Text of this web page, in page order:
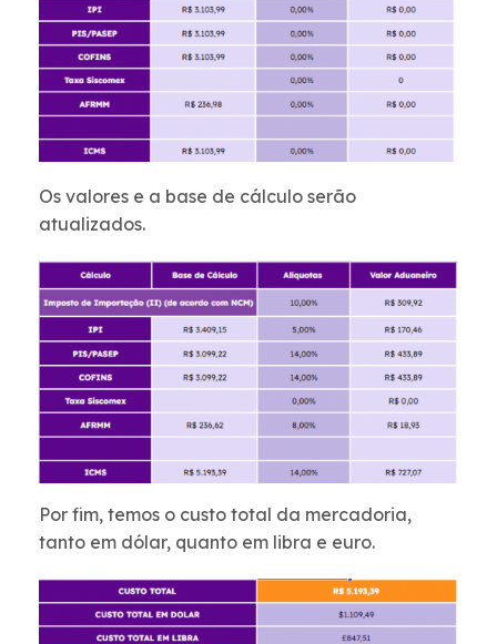
Os valores e a base de cálculo serão
atualizados.
Por fim, temos o custo total da mercadoria,
tanto em dólar, quanto em libra e euro.